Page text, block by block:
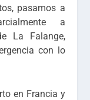
pasamos a
a
La Falange,
con lo
en Francia y